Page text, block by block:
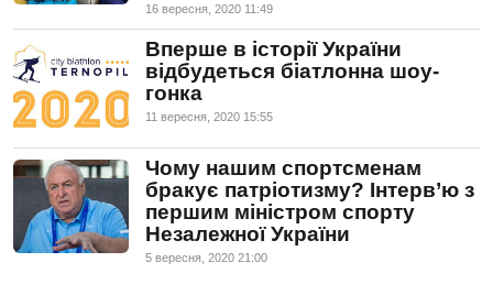
16 вересня, 2020 11:49
Вперше в історії України
відбудеться біатлонна шоу-
гонка
11 вересня, 2020 15:55
Чому нашим спортсменам
бракує патріотизму? Інтерв’ю з
першим міністром спорту
Незалежної України
5 вересня, 2020 21:00